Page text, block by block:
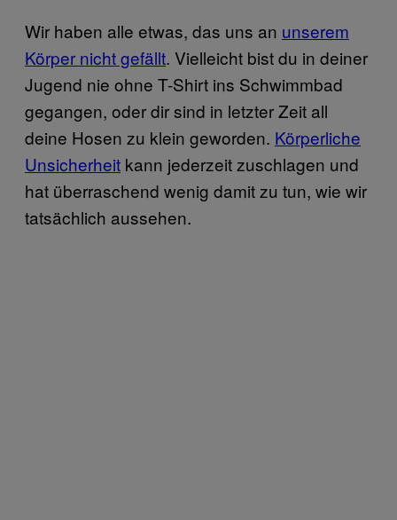
Wir haben alle etwas, das uns an unserem
Körper nicht gefällt. Vielleicht bist du in deiner
Jugend nie ohne T-Shirt ins Schwimmbad
gegangen, oder dir sind in letzter Zeit all
deine Hosen zu klein geworden. Körperliche
Unsicherheit kann jederzeit zuschlagen und
hat überraschend wenig damit zu tun, wie wir
tatsächlich aussehen.